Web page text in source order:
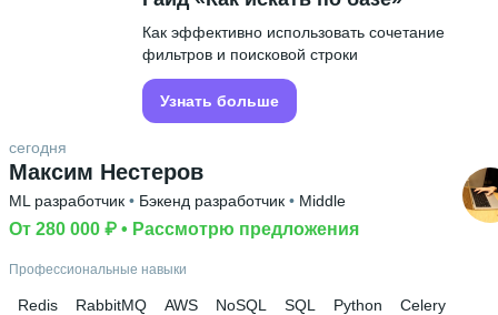
Как эффективно использовать сочетание
фильтров и поисковой строки
Узнать больше
Максим Нестеров
сегодня
ML разработчик • Бэкенд разработчик • Middle
От 280 000 ₽ • Рассмотрю предложения
Профессиональные навыки
Redis RabbitMQ AWS NoSQL SQL Python
Celery